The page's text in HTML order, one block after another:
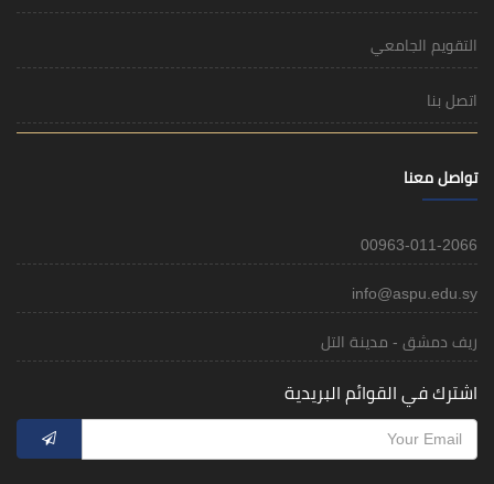
التقويم الجامعي
اتصل بنا
تواصل معنا
00963-011-2066
info@aspu.edu.sy
ريف دمشق - مدينة التل
اشترك في القوائم البريدية